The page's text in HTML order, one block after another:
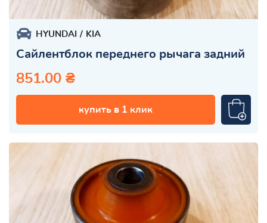
HYUNDAI KIA
Сайлентблок переднего рычага задний
851.00 ₴
купить в 1 клик